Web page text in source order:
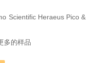
Heraeus Pico &
多的样品